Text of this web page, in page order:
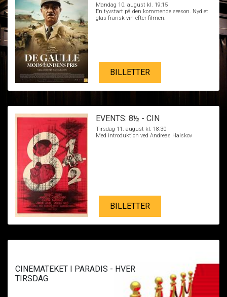
Mandag 10. august kl. 19:15
En tyvstart på den kommende sæson. Nyd et
glas fransk vin efter filmen.
BILLETTER
EVENTS: 8½ - CIN
Tirsdag 11. august kl. 18:30
Med introduktion ved Andreas Halskov
BILLETTER
CINEMATEKET I PARADIS - HVER
TIRSDAG